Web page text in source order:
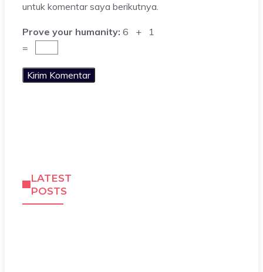
untuk komentar saya berikutnya.
Prove your humanity: 6 + 1
=
LATEST
POSTS